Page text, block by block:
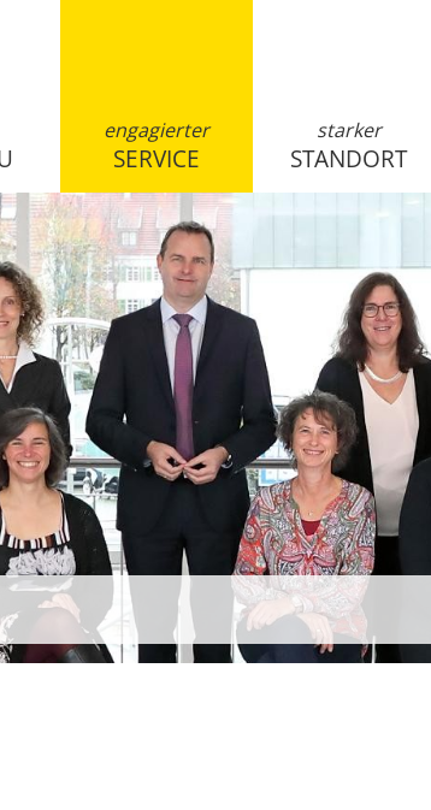
engagierter
SERVICE
starker
STANDORT